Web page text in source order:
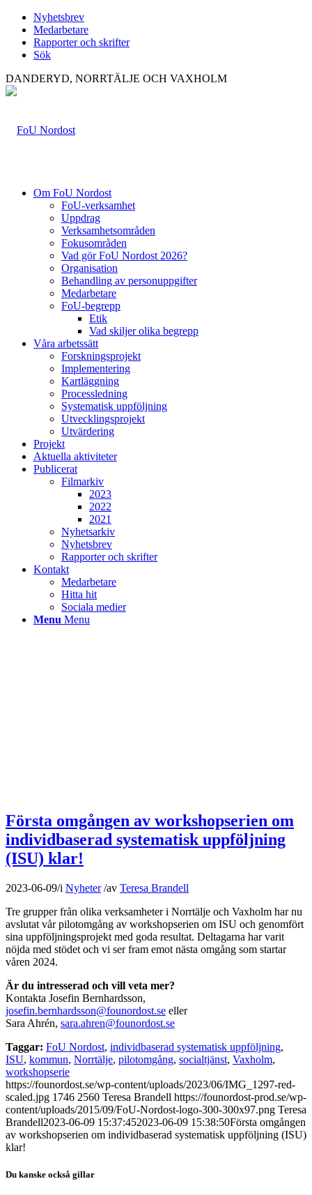
Nyhetsbrev
Medarbetare
Rapporter och skrifter
Sök
DANDERYD, NORRTÄLJE OCH VAXHOLM
Om FoU Nordost
FoU-verksamhet
Uppdrag
Verksamhetsområden
Fokusområden
Vad gör FoU Nordost 2026?
Organisation
Behandling av personuppgifter
Medarbetare
FoU-begrepp
Etik
Vad skiljer olika begrepp
Våra arbetssätt
Forskningsprojekt
Implementering
Kartläggning
Processledning
Systematisk uppföljning
Utvecklingsprojekt
Utvärdering
Projekt
Aktuella aktiviteter
Publicerat
Filmarkiv
2023
2022
2021
Nyhetsarkiv
Nyhetsbrev
Rapporter och skrifter
Kontakt
Medarbetare
Hitta hit
Sociala medier
Menu Menu
Första omgången av workshopserien om
individbaserad systematisk uppföljning
(ISU) klar!
2023-06-09/i Nyheter /av Teresa Brandell
Tre grupper från olika verksamheter i Norrtälje och Vaxholm har nu
avslutat vår pilotomgång av workshopserien om ISU och genomfört
sina uppföljningsprojekt med goda resultat. Deltagarna har varit
nöjda med stödet och vi ser fram emot nästa omgång som startar
våren 2024.
Är du intresserad och vill veta mer?
Kontakta Josefin Bernhardsson,
josefin.bernhardsson@founordost.se eller
Sara Ahrén, sara.ahren@founordost.se
Taggar: FoU Nordost, individbaserad systematisk uppföljning,
ISU, kommun, Norrtälje, pilotomgång, socialtjänst, Vaxholm,
workshopserie
https://founordost.se/wp-content/uploads/2023/06/IMG_1297-red-
scaled.jpg 1746 2560 Teresa Brandell https://founordost-prod.se/wp-
content/uploads/2015/09/FoU-Nordost-logo-300-300x97.png Teresa
Brandell2023-06-09 15:37:452023-06-09 15:38:50Första omgången
av workshopserien om individbaserad systematisk uppföljning (ISU)
klar!
Du kanske också gillar